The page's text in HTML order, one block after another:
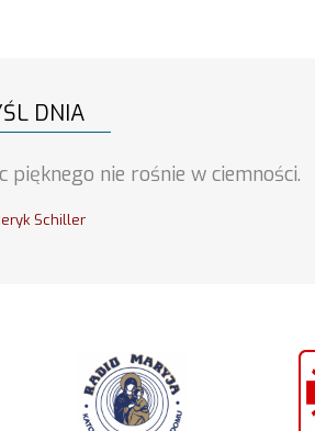
DNIA
nie rośnie w ciemności.
Schiller